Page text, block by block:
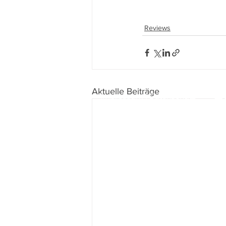
Reviews
Aktuelle Beiträge
Impressum IDatenschutz